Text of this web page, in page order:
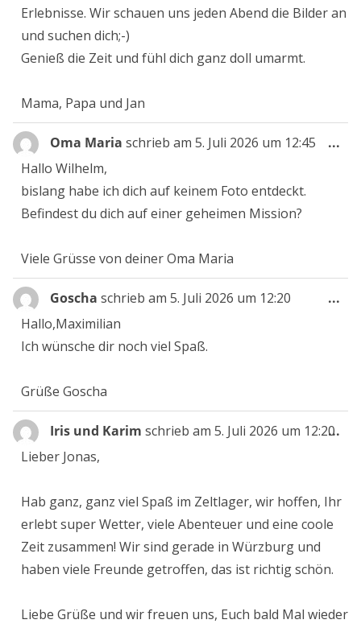
Erlebnisse. Wir schauen uns jeden Abend die Bilder an
und suchen dich;-)
Genieß die Zeit und fühl dich ganz doll umarmt.
Mama, Papa und Jan
Oma Maria schrieb am 5. Juli 2026 um 12:45
Hallo Wilhelm,
bislang habe ich dich auf keinem Foto entdeckt.
Befindest du dich auf einer geheimen Mission?
Viele Grüsse von deiner Oma Maria
...
Goscha schrieb am 5. Juli 2026 um 12:20
Hallo,Maximilian
Ich wünsche dir noch viel Spaß.
Grüße Goscha
...
Iris und Karim schrieb am 5. Juli 2026 um 12:20
Lieber Jonas,
Hab ganz, ganz viel Spaß im Zeltlager, wir hoffen, Ihr
erlebt super Wetter, viele Abenteuer und eine coole
Zeit zusammen! Wir sind gerade in Würzburg und
haben viele Freunde getroffen, das ist richtig schön.
Liebe Grüße und wir freuen uns, Euch bald Mal wieder
...